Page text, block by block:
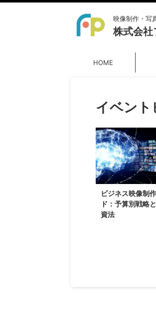
映像制作・写
株式会社
HOME
イベント
ビジネス映像制
ド：予算別戦略
資法